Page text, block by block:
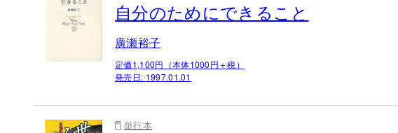
自分のためにできること
廣瀬裕子
定価1,100円（本体1000円＋税）
発売日: 1997.01.01
単行本